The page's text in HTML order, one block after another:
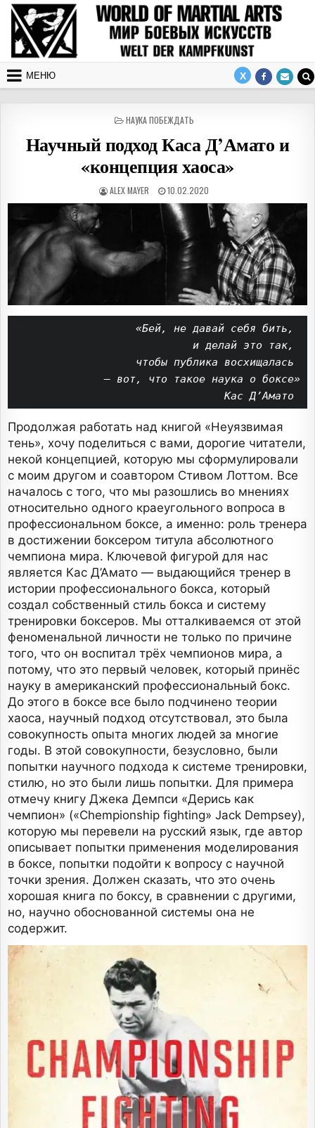
Перейти к содержимому
МЕНЮ
ОПУБЛИКОВАНО В
НАУКА ПОБЕЖДАТЬ
Научный подход Каса Д’Амато и
«концепция хаоса»
АВТОР:
ALEX MAYER ДАТА ПУБЛИКАЦИИ:
10.02.2020
«Бей, не давай себя бить,
и делай это так,
чтобы публика восхищалась
— вот, что такое наука о боксе»
Кас Д’Амато
Продолжая работать над книгой «Неуязвимая
тень», хочу поделиться с вами, дорогие читатели,
некой концепцией, которую мы сформулировали
с моим другом и соавтором Стивом Лоттом. Все
началось с того, что мы разошлись во мнениях
относительно одного краеугольного вопроса в
профессиональном боксе, а именно: роль тренера
в достижении боксером титула абсолютного
чемпиона мира. Ключевой фигурой для нас
является Кас Д’Амато — выдающийся тренер в
истории профессионального бокса, который
создал собственный стиль бокса и систему
тренировки боксеров. Мы отталкиваемся от этой
феноменальной личности не только по причине
того, что он воспитал трёх чемпионов мира, а
потому, что это первый человек, который принёс
науку в американский профессиональный бокс.
До этого в боксе все было подчинено теории
хаоса, научный подход отсутствовал, это была
совокупность опыта многих людей за многие
годы. В этой совокупности, безусловно, были
попытки научного подхода к системе тренировки,
стилю, но это были лишь попытки. Для примера
отмечу книгу Джека Демпси «Дерись как
чемпион» («Chempionship fighting» Jack Dempsey),
которую мы перевели на русский язык, где автор
описывает попытки применения моделирования
в боксе, попытки подойти к вопросу с научной
точки зрения. Должен сказать, что это очень
хорошая книга по боксу, в сравнении с другими,
но, научно обоснованной системы она не
содержит.